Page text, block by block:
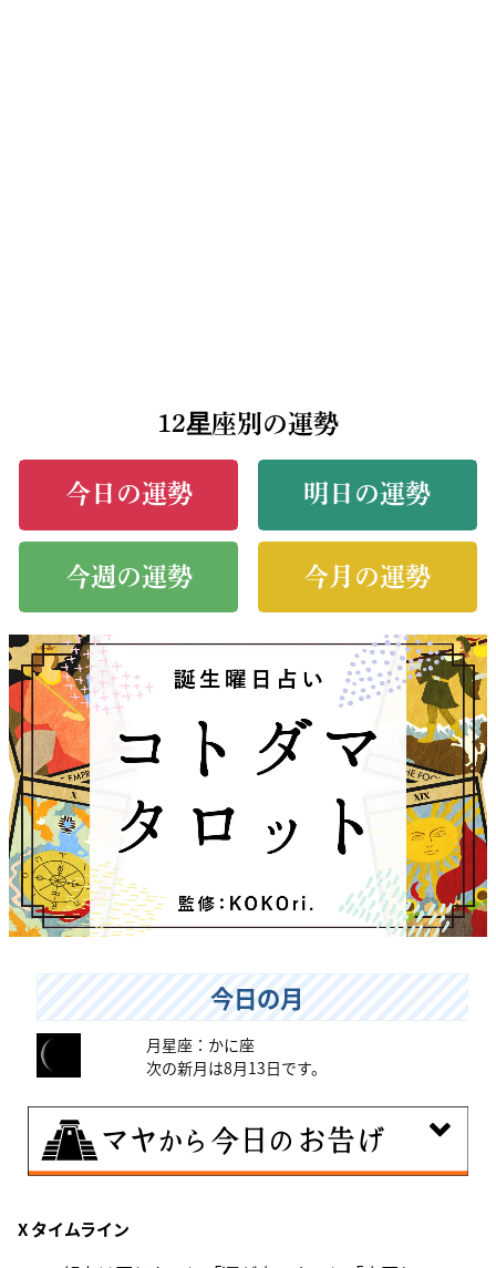
12星座別の運勢
今日の運勢 明日の運勢
今週の運勢 今月の運勢
今日の月
月星座：かに座
次の新月は8月13日です。
自分をいつもとは違う特定の環境に追い込むことで、普
X タイムライン